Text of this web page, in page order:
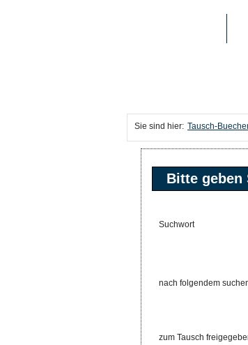
Sie sind hier: Tausch-
Bitte geben
Suchwort
nach folgendem
zum Tausch